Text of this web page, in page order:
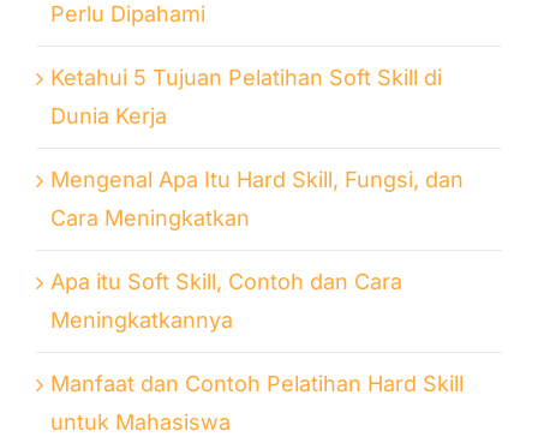
Perlu Dipahami
Ketahui 5 Tujuan Pelatihan Soft Skill di
Dunia Kerja
Mengenal Apa Itu Hard Skill, Fungsi, dan
Cara Meningkatkan
Apa itu Soft Skill, Contoh dan Cara
Meningkatkannya
Manfaat dan Contoh Pelatihan Hard Skill
untuk Mahasiswa